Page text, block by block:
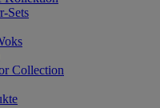
Sets
Collection